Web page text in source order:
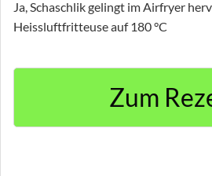
Ja, Schaschlik gelingt im Airfryer
Heissluftfritteuse auf 180 °C
Zum